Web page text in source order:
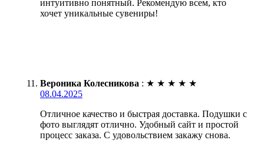
интуитивно понятный. Рекомендую всем, кто
хочет уникальные сувениры!
Вероника Колесникова : ★ ★ ★ ★ ★
08.04.2025
Отличное качество и быстрая доставка. Подушки с
фото выглядят отлично. Удобный сайт и простой
процесс заказа. С удовольствием закажу снова.